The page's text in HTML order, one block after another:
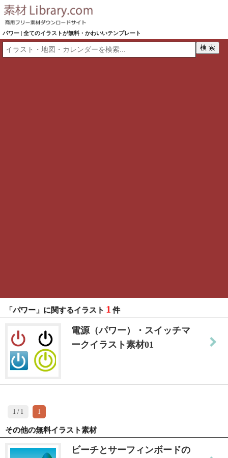
パワー | 全てのイラストが無料・かわいいテンプレート
「パワー」に関するイラスト 1 件
電源（パワー）・スイッチマ
ークイラスト素材01
1 / 1 1
その他の無料イラスト素材
ビーチとサーフィンボードの